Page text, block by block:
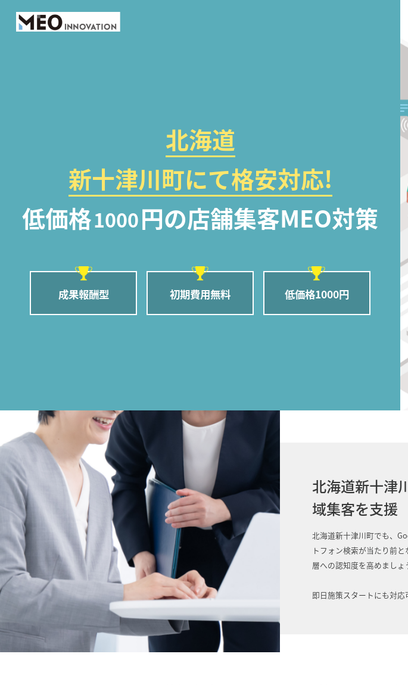
北海道
新十津川町にて格安対応!
低価格1000円の店舗集客MEO対策
成果報酬型 初期費用無料 低価格1000円
北海道新十津
域集客を支援
北海道新十津川町でも、
トフォン検索が当たり前
層への認知度を高めましょ
即日施策スタートにも対応